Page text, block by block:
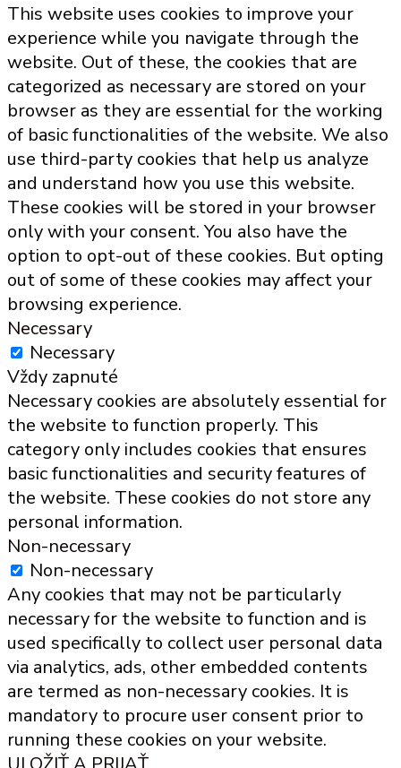
This website uses cookies to improve your
experience while you navigate through the
website. Out of these, the cookies that are
categorized as necessary are stored on your
browser as they are essential for the working
of basic functionalities of the website. We also
use third-party cookies that help us analyze
and understand how you use this website.
These cookies will be stored in your browser
only with your consent. You also have the
option to opt-out of these cookies. But opting
out of some of these cookies may affect your
browsing experience.
Necessary
Necessary
Vždy zapnuté
Necessary cookies are absolutely essential for
the website to function properly. This
category only includes cookies that ensures
basic functionalities and security features of
the website. These cookies do not store any
personal information.
Non-necessary
Non-necessary
Any cookies that may not be particularly
necessary for the website to function and is
used specifically to collect user personal data
via analytics, ads, other embedded contents
are termed as non-necessary cookies. It is
mandatory to procure user consent prior to
running these cookies on your website.